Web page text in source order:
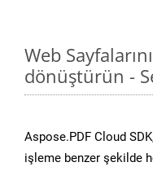
Web
dönüştürün -
Aspose.PDF Cloud
işleme benzer şekilde